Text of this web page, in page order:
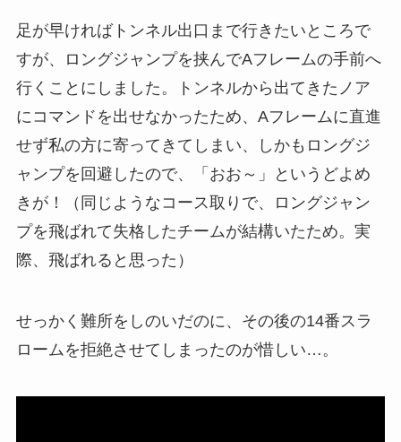
足が早ければトンネル出口まで行きたいところで
すが、ロングジャンプを挟んでAフレームの手前へ
行くことにしました。トンネルから出てきたノア
にコマンドを出せなかったため、Aフレームに直進
せず私の方に寄ってきてしまい、しかもロングジ
ャンプを回避したので、「おお～」というどよめ
きが！（同じようなコース取りで、ロングジャン
プを飛ばれて失格したチームが結構いたため。実
際、飛ばれると思った）
せっかく難所をしのいだのに、その後の14番スラ
ロームを拒絶させてしまったのが惜しい…。